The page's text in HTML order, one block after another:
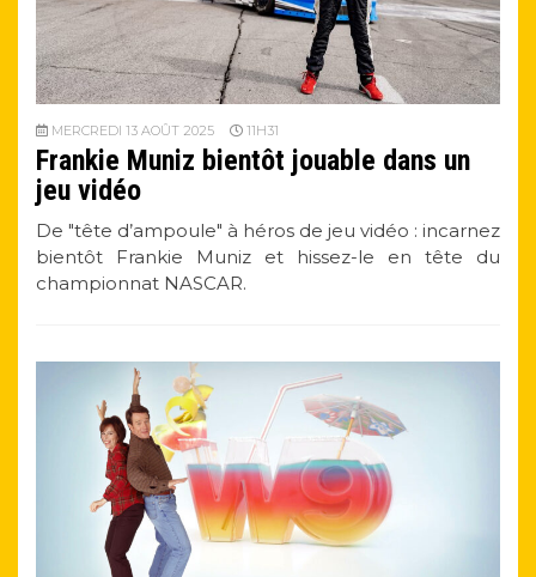
MERCREDI 13 AOÛT 2025 11H31
Frankie Muniz bientôt jouable dans un
jeu vidéo
De "tête d’ampoule" à héros de jeu vidéo : incarnez
bientôt Frankie Muniz et hissez-le en tête du
championnat NASCAR.